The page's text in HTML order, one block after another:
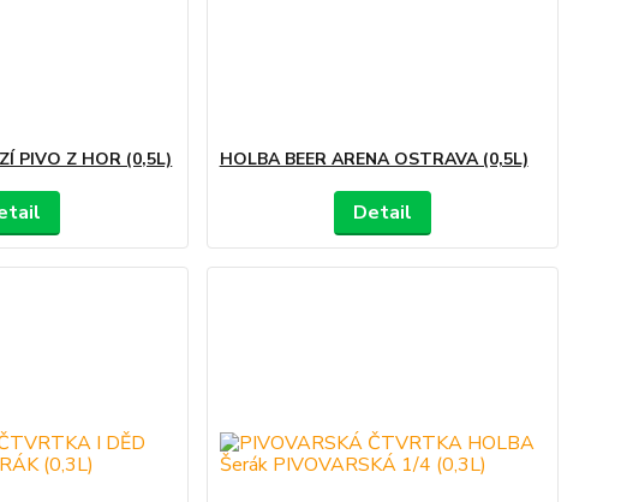
PIVO Z HOR (0,5L) HOLBA BEER ARENA OSTRAVA (0,5L)
Detail